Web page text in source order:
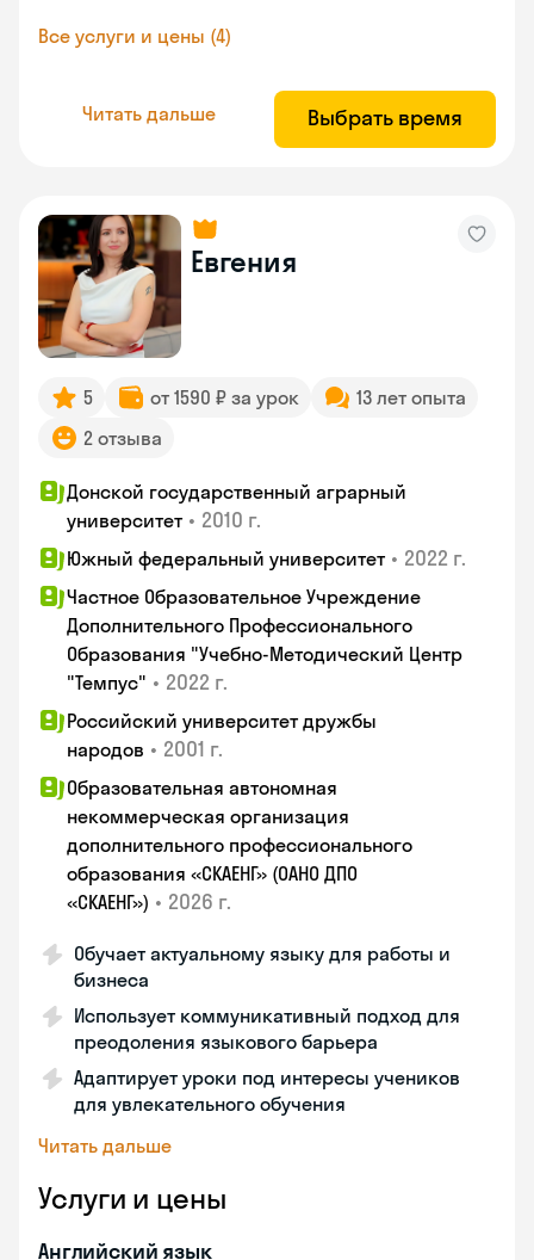
Все услуги и цены (4)
Читать дальше Выбрать время
Евгения
5 от 1590 ₽ за урок
13 лет опыта
2 отзыва
Донской государственный аграрный
университет • 2010 г.
Южный федеральный университет • 2022 г.
Частное Образовательное Учреждение
Дополнительного Профессионального
Образования "Учебно-Методический Центр
"Темпус" • 2022 г.
Российский университет дружбы
народов • 2001 г.
Образовательная автономная
некоммерческая организация
дополнительного профессионального
образования «СКАЕНГ» (ОАНО ДПО
«СКАЕНГ») • 2026 г.
Обучает актуальному языку для работы и
бизнеса
Использует коммуникативный подход для
преодоления языкового барьера
Адаптирует уроки под интересы учеников
для увлекательного обучения
Читать дальше
Услуги и цены
Английский язык